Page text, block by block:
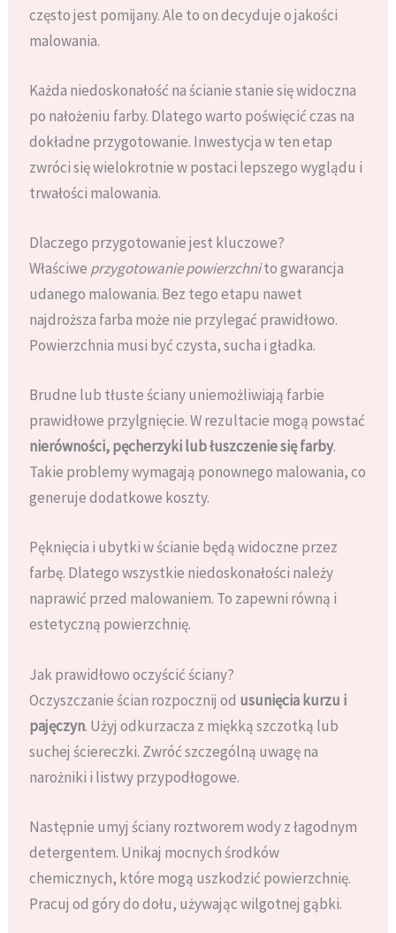
często jest pomijany. Ale to on decyduje o jakości
malowania.
Każda niedoskonałość na ścianie stanie się widoczna
po nałożeniu farby. Dlatego warto poświęcić czas na
dokładne przygotowanie. Inwestycja w ten etap
zwróci się wielokrotnie w postaci lepszego wyglądu i
trwałości malowania.
Dlaczego przygotowanie jest kluczowe?
Właściwe przygotowanie powierzchnito gwarancja
udanego malowania. Bez tego etapu nawet
najdroższa farba może nie przylegać prawidłowo.
Powierzchnia musi być czysta, sucha i gładka.
Brudne lub tłuste ściany uniemożliwiają farbie
prawidłowe przylgnięcie. W rezultacie mogą powstać
nierówności, pęcherzyki lub łuszczenie się farby.
Takie problemy wymagają ponownego malowania, co
generuje dodatkowe koszty.
Pęknięcia i ubytki w ścianie będą widoczne przez
farbę. Dlatego wszystkie niedoskonałości należy
naprawić przed malowaniem. To zapewni równą i
estetyczną powierzchnię.
Jak prawidłowo oczyścić ściany?
Oczyszczanie ścian rozpocznij od usunięcia kurzu i
pajęczyn. Użyj odkurzacza z miękką szczotką lub
suchej ściereczki. Zwróć szczególną uwagę na
narożniki i listwy przypodłogowe.
Następnie umyj ściany roztworem wody z łagodnym
detergentem. Unikaj mocnych środków
chemicznych, które mogą uszkodzić powierzchnię.
Pracuj od góry do dołu, używając wilgotnej gąbki.